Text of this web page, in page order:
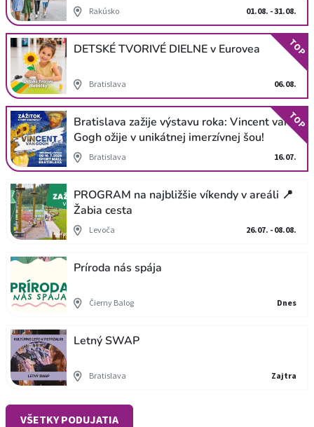
Rakúsko 01.08. - 31.08.
DETSKÉ TVORIVÉ DIELNE v Eurovea
Bratislava 06.08.
TOP
Bratislava zažije výstavu roka: Vincent van
Gogh ožije v unikátnej imerzívnej šou!
Bratislava 16.07.
TOP
PROGRAM na najbližšie víkendy v areáli 📍
Žabia cesta
Levoča 26.07. - 08.08.
Príroda nás spája
Čierny Balog Dnes
Letný SWAP
Bratislava Zajtra
VŠETKY PODUJATIA